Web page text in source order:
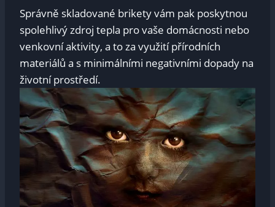
Správně skladované brikety vám pak poskytnou
spolehlivý zdroj tepla pro vaše domácnosti nebo
venkovní aktivity, a to za využití přírodních
materiálů a s minimálními negativními dopady na
životní prostředí.